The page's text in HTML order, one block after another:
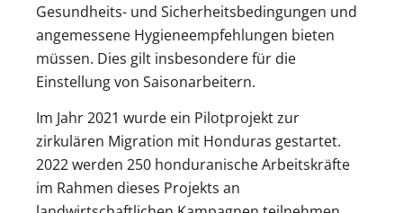
Gesundheits- und Sicherheitsbedingungen und
angemessene Hygieneempfehlungen bieten
müssen. Dies gilt insbesondere für die
Einstellung von Saisonarbeitern.
Im Jahr 2021 wurde ein Pilotprojekt zur
zirkulären Migration mit Honduras gestartet.
2022 werden 250 honduranische Arbeitskräfte
im Rahmen dieses Projekts an